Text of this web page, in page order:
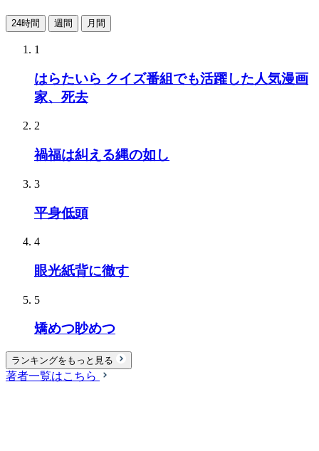
24時間 週間 月間
1
はらたいら クイズ番組でも活躍した人気漫画
家、死去
2
禍福は糾える縄の如し
3
平身低頭
4
眼光紙背に徹す
5
矯めつ眇めつ
ランキングをもっと見る
著者一覧はこちら